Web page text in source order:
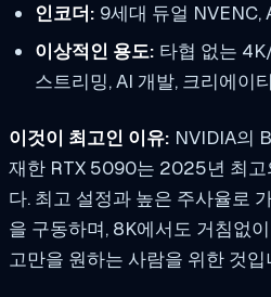
인코더: 9세대 듀얼 NVENC,
이상적인 용도: 타협 없는
스트리밍, AI 개발, 크리에이
이것이 최고인 이유: NVIDIA의
재한 RTX 5090는 2025년 최고
다. 최고 설정과 높은 주사율로
을 구동하며, 8K에서도 거침없
고만을 원하는 사람을 위한 것입